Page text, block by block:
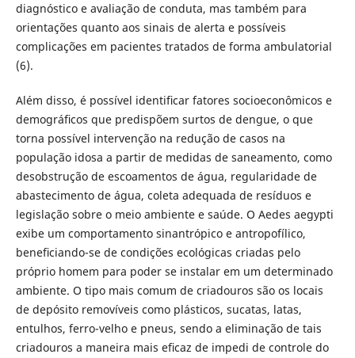
diagnóstico e avaliação de conduta, mas também para
orientações quanto aos sinais de alerta e possíveis
complicações em pacientes tratados de forma ambulatorial
(6).
Além disso, é possível identiﬁcar fatores socioeconômicos e
demográﬁcos que predispõem surtos de dengue, o que
torna possível intervenção na redução de casos na
população idosa a partir de medidas de saneamento, como
desobstrução de escoamentos de água, regularidade de
abastecimento de água, coleta adequada de resíduos e
legislação sobre o meio ambiente e saúde. O Aedes aegypti
exibe um comportamento sinantrópico e antropofílico,
beneﬁciando-se de condições ecológicas criadas pelo
próprio homem para poder se instalar em um determinado
ambiente. O tipo mais comum de criadouros são os locais
de depósito removíveis como plásticos, sucatas, latas,
entulhos, ferro-velho e pneus, sendo a eliminação de tais
criadouros a maneira mais eﬁcaz de impedi de controle do